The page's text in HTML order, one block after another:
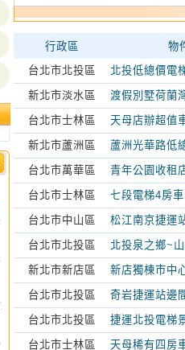
行政區
物
台北市北投區
北投低總價電
新北市淡水區 渡假別墅荷蘭
台北市士林區 天母店辦超值
新北市蘆洲區 蘆洲光華路低
台北市萬華區 青年公園收租
台北市士林區 七段電梯4房車
台北市中山區 松江南京捷運
台北市北投區 北投泉之鄉~
新北市新店區 新店獨棟市中
台北市北投區 奇岩捷運站邊
台北市北投區 捷運北投電梯
台北市士林區 天母稀有四房